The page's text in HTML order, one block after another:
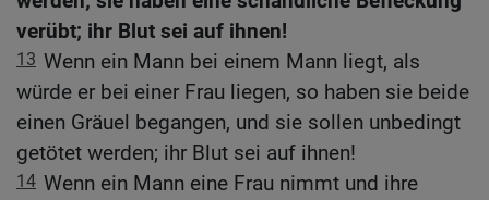
verübt; ihr Blut sei auf ihnen!
13 Wenn ein Mann bei einem Mann liegt, als
würde er bei einer Frau liegen, so haben sie beide
einen Gräuel begangen, und sie sollen unbedingt
getötet werden; ihr Blut sei auf ihnen!
14 Wenn ein Mann eine Frau nimmt und ihre